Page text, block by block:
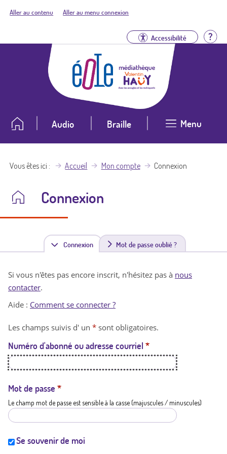
Aller au contenu Aller au menu connexion
Accessibilité
Audio Braille Menu
Vous êtes ici Accueil Mon compte Connexion
Connexion
Connexion(
n
t
a
t
i
Mot de passe oublié ?
Si vous n'êtes pas encore inscrit, n'hésitez pas à nous
contacter.
Aide : Comment se connecter ?
Les champs suivis d' un * sont obligatoires.
Numéro d'abonné ou adresse courriel *
Mot de passe *
Le champ mot de passe est sensible à la casse (majuscules / minuscules)
Se souvenir de moi